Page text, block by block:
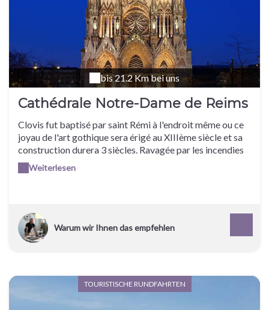
bis 21.2 Km bei uns
Cathédrale Notre-Dame de Reims
Clovis fut baptisé par saint Rémi à l'endroit même ou ce
joyau de l'art gothique sera érigé au XIIIème siècle et sa
construction durera 3 siècles. Ravagée par les incendies
et les guerres, elle a sacré pas moins de 29 rois, d'Henri
1er à Charles X : autant dire que c'est un lieu sacrément
Weiterlesen
Warum wir Ihnen das empfehlen
TOURISTISCHE RUNDFAHRTEN